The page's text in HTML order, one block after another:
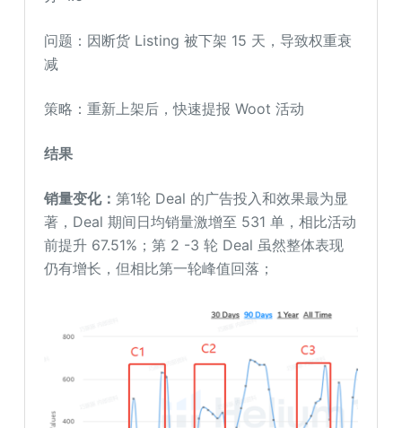
问题：因断货 Listing 被下架 15 天，导致权重衰
减
策略：重新上架后，快速提报 Woot 活动
结果
销量变化：第1轮 Deal 的广告投入和效果最为显
著，Deal 期间日均销量激增至 531 单，相比活动
前提升 67.51%；第 2 -3 轮 Deal 虽然整体表现
仍有增长，但相比第一轮峰值回落；